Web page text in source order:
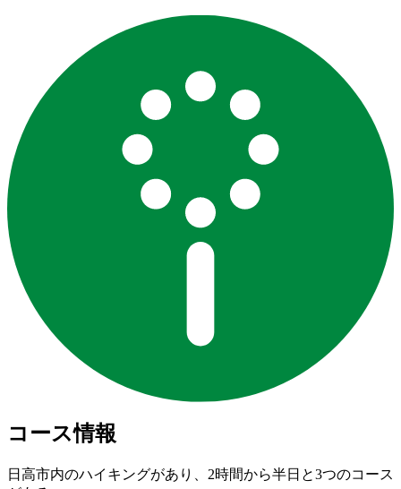
コース情報
日高市内のハイキングがあり、2時間から半日と3つのコース